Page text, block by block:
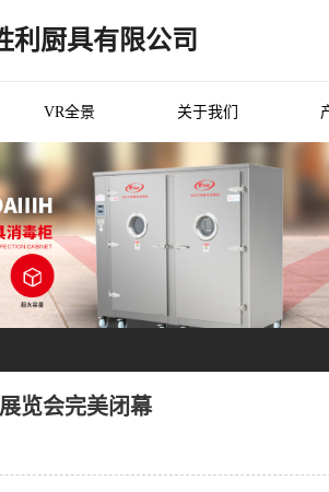
利厨具有限公司
VR全景 关于我们
览会完美闭幕